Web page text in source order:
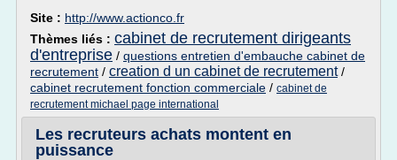
Site : http://www.actionco.fr
Thèmes liés : cabinet de recrutement dirigeants
d'entreprise / questions entretien d'embauche cabinet de
recrutement / creation d un cabinet de recrutement/
cabinet recrutement fonction commerciale / cabinet de
recrutement michael page international
Les recruteurs achats montent en
puissance